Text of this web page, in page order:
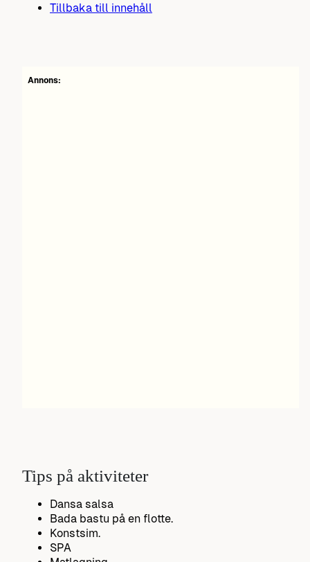
Tillbaka till innehåll
Annons:
Tips på aktiviteter
Dansa salsa
Bada bastu på en flotte.
Konstsim.
SPA